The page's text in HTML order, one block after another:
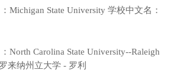
Michigan State University 学校中文名：
North Carolina State University--Raleigh
来纳州立大学 - 罗利